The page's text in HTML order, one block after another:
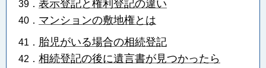
39． 表示登記と権利登記の違い
40． マンションの敷地権とは
41． 胎児がいる場合の相続登記
42． 相続登記の後に遺言書が見つかったら